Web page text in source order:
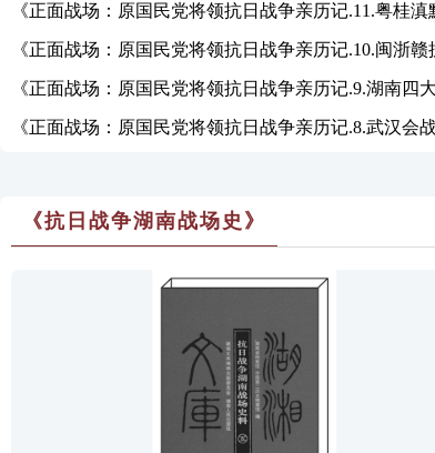
战》
《正面战场：原国民党将领抗日战争亲历记.11.粤桂滇
战》
《正面战场：原国民党将领抗日战争亲历记.10.闽浙赣
战》
《正面战场：原国民党将领抗日战争亲历记.9.湖南四
战》
《正面战场：原国民党将领抗日战争亲历记.8.武汉会战
《抗日战争湖南战场史》